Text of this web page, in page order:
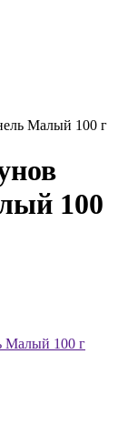
Малый 100 г
100